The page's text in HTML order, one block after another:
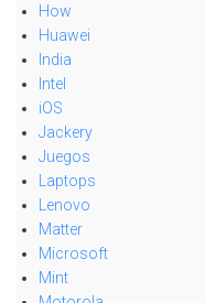
How
Huawei
India
Intel
iOS
Jackery
Juegos
Laptops
Lenovo
Matter
Microsoft
Mint